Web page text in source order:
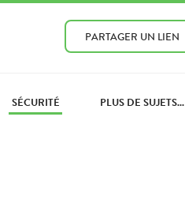
PARTAGER UN LIEN
SÉCURITÉ PLUS DE SUJETS...